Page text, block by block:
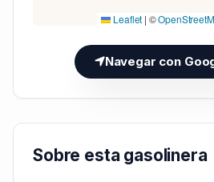
Leaflet | ©
Navegar con
Sobre esta gasolinera